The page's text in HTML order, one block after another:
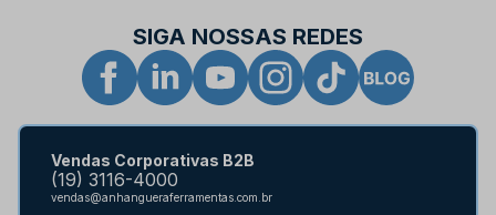
SIGA NOSSAS REDES
Vendas Corporativas B2B
(19) 3116-4000
vendas@anhangueraferramentas.com.br